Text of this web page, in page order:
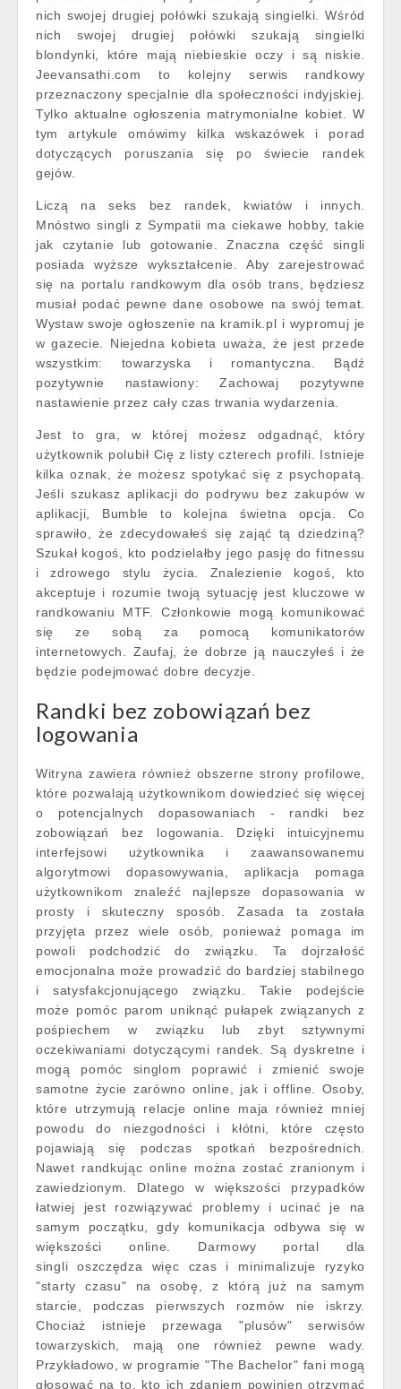
nich swojej drugiej połówki szukają singielki. Wśród
nich swojej drugiej połówki szukają singielki
blondynki, które mają niebieskie oczy i są niskie.
Jeevansathi.com to kolejny serwis randkowy
przeznaczony specjalnie dla społeczności indyjskiej.
Tylko aktualne ogłoszenia matrymonialne kobiet. W
tym artykule omówimy kilka wskazówek i porad
dotyczących poruszania się po świecie randek
gejów.
Liczą na seks bez randek, kwiatów i innych.
Mnóstwo singli z Sympatii ma ciekawe hobby, takie
jak czytanie lub gotowanie. Znaczna część singli
posiada wyższe wykształcenie. Aby zarejestrować
się na portalu randkowym dla osób trans, będziesz
musiał podać pewne dane osobowe na swój temat.
Wystaw swoje ogłoszenie na kramik.pl i wypromuj je
w gazecie. Niejedna kobieta uważa, że jest przede
wszystkim: towarzyska i romantyczna. Bądź
pozytywnie nastawiony: Zachowaj pozytywne
nastawienie przez cały czas trwania wydarzenia.
Jest to gra, w której możesz odgadnąć, który
użytkownik polubił Cię z listy czterech profili. Istnieje
kilka oznak, że możesz spotykać się z psychopatą.
Jeśli szukasz aplikacji do podrywu bez zakupów w
aplikacji, Bumble to kolejna świetna opcja. Co
sprawiło, że zdecydowałeś się zająć tą dziedziną?
Szukał kogoś, kto podzielałby jego pasję do fitnessu
i zdrowego stylu życia. Znalezienie kogoś, kto
akceptuje i rozumie twoją sytuację jest kluczowe w
randkowaniu MTF. Członkowie mogą komunikować
się ze sobą za pomocą komunikatorów
internetowych. Zaufaj, że dobrze ją nauczyłeś i że
będzie podejmować dobre decyzje.
Randki bez zobowiązań bez
logowania
Witryna zawiera również obszerne strony profilowe,
które pozwalają użytkownikom dowiedzieć się więcej
o potencjalnych dopasowaniach - randki bez
zobowiązań bez logowania. Dzięki intuicyjnemu
interfejsowi użytkownika i zaawansowanemu
algorytmowi dopasowywania, aplikacja pomaga
użytkownikom znaleźć najlepsze dopasowania w
prosty i skuteczny sposób. Zasada ta została
przyjęta przez wiele osób, ponieważ pomaga im
powoli podchodzić do związku. Ta dojrzałość
emocjonalna może prowadzić do bardziej stabilnego
i satysfakcjonującego związku. Takie podejście
może pomóc parom uniknąć pułapek związanych z
pośpiechem w związku lub zbyt sztywnymi
oczekiwaniami dotyczącymi randek. Są dyskretne i
mogą pomóc singlom poprawić i zmienić swoje
samotne życie zarówno online, jak i offline. Osoby,
które utrzymują relacje online maja również mniej
powodu do niezgodności i kłótni, które często
pojawiają się podczas spotkań bezpośrednich.
Nawet randkując online można zostać zranionym i
zawiedzionym. Dlatego w większości przypadków
łatwiej jest rozwiązywać problemy i ucinać je na
samym początku, gdy komunikacja odbywa się w
większości online. Darmowy portal dla
singli oszczędza więc czas i minimalizuje ryzyko
"starty czasu" na osobę, z którą już na samym
starcie, podczas pierwszych rozmów nie iskrzy.
Chociaż istnieje przewaga "plusów" serwisów
towarzyskich, mają one również pewne wady.
Przykładowo, w programie "The Bachelor" fani mogą
głosować na to, kto ich zdaniem powinien otrzymać